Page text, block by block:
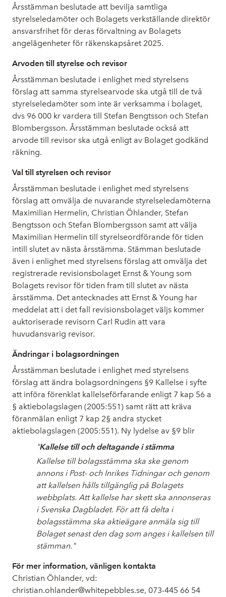
Årsstämman beslutade att bevilja samtliga
styrelseledamöter och Bolagets verkställande direktör
ansvarsfrihet för deras förvaltning av Bolagets
angelägenheter för räkenskapsåret 2025.
Arvoden till styrelse och revisor
Årsstämman beslutade i enlighet med styrelsens
förslag att samma styrelsearvode ska utgå till de två
styrelseledamöter som inte är verksamma i bolaget,
dvs 96 000 kr vardera till Stefan Bengtsson och Stefan
Blombergsson. Årsstämman beslutade också att
arvode till revisor ska utgå enligt av Bolaget godkänd
räkning.
Val till styrelsen och revisor
Årsstämman beslutade i enlighet med styrelsens
förslag att omvälja de nuvarande styrelseledamöterna
Maximilian Hermelin, Christian Öhlander, Stefan
Bengtsson och Stefan Blombergsson samt att välja
Maximilian Hermelin till styrelseordförande för tiden
intill slutet av nästa årsstämma. Stämman beslutade
även i enlighet med styrelsens förslag att omvälja det
registrerade revisionsbolaget Ernst & Young som
Bolagets revisor för tiden fram till slutet av nästa
årsstämma. Det antecknades att Ernst & Young har
meddelat att i det fall revisionsbolaget väljs kommer
auktoriserade revisorn Carl Rudin att vara
huvudansvarig revisor.
Ändringar i bolagsordningen
Årsstämman beslutade i enlighet med styrelsens
förslag att ändra bolagsordningens §9 Kallelse i syfte
att införa förenklat kallelseförfarande enligt 7 kap 56 a
§ aktiebolagslagen (2005:551) samt rätt att kräva
föranmälan enligt 7 kap 2§ andra stycket
aktiebolagslagen (2005:551). Ny lydelse av §9 blir
"Kallelse till och deltagande i stämma
Kallelse till bolagsstämma ska ske genom
annons i Post- och Inrikes Tidningar och genom
att kallelsen hålls tillgänglig på Bolagets
webbplats. Att kallelse har skett ska annonseras
i Svenska Dagbladet. För att få delta i
bolagsstämma ska aktieägare anmäla sig till
Bolaget senast den dag som anges i kallelsen till
stämman."
För mer information, vänligen kontakta
Christian Öhlander, vd:
christian.ohlander@whitepebbles.se, 073-445 66 54